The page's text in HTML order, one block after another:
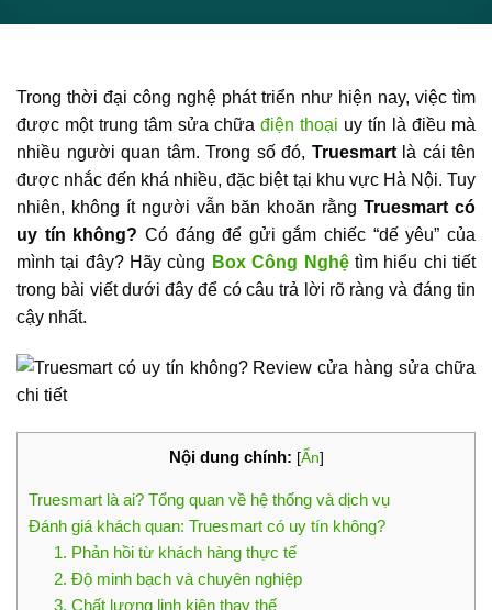
Trong thời đại công nghệ phát triển như hiện nay, việc tìm
được một trung tâm sửa chữa điện thoại uy tín là điều mà
nhiều người quan tâm. Trong số đó, Truesmartlà cái tên
được nhắc đến khá nhiều, đặc biệt tại khu vực Hà Nội. Tuy
nhiên, không ít người vẫn băn khoăn rằngTruesmart có
uy tín không? Có đáng để gửi gắm chiếc “dế yêu” của
mình tại đây? Hãy cùng Box Công Nghệtìm hiểu chi tiết
trong bài viết dưới đây để có câu trả lời rõ ràng và đáng tin
cậy nhất.
Nội dung chính: [Ẩn]
Truesmart là ai? Tổng quan về hệ thống và dịch vụ
Đánh giá khách quan: Truesmart có uy tín không?
1. Phản hồi từ khách hàng thực tế
2. Độ minh bạch và chuyên nghiệp
3. Chất lượng linh kiện thay thế